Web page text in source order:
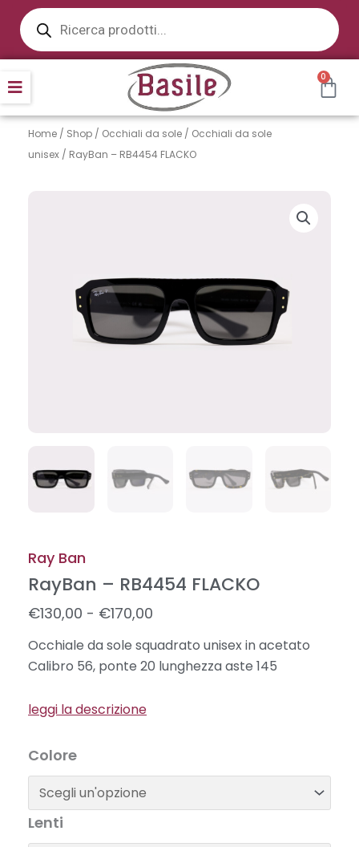
contenuto
Products
search
0
Home / Shop / Occhiali da sole / Occhiali da sole
unisex / RayBan – RB4454 FLACKO
Ray Ban
RayBan – RB4454 FLACKO
€130,00 - €170,00
prezzo:
da
Occhiale da sole squadrato unisex in acetato
Calibro 56, ponte 20 lunghezza aste 145
leggi la descrizione
Colore
Lenti
RayBan
-
RB4454
FLACKO